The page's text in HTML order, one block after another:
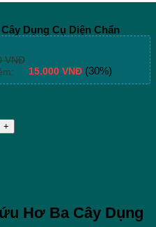
Dụng Cụ Diện Chẩn
VNĐ
15.000 VNĐ (30%)
Hơ Ba Cây Dụng